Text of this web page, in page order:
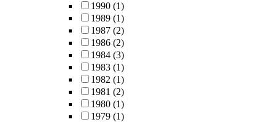
1990 (1)
1989 (1)
1987 (2)
1986 (2)
1984 (3)
1983 (1)
1982 (1)
1981 (2)
1980 (1)
1979 (1)